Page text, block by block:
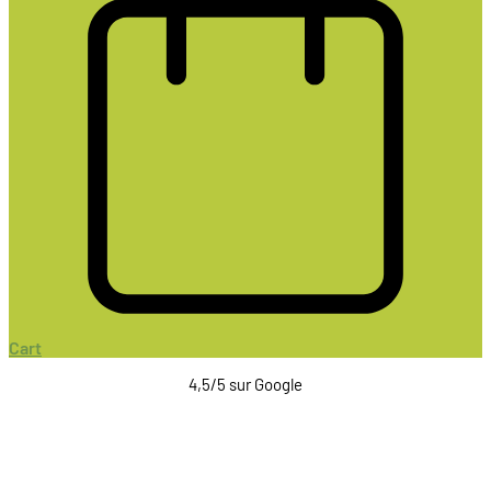
Cart
4,5/5 sur Google